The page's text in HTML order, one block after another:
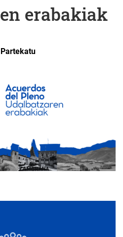
erabakiak
Partekatu